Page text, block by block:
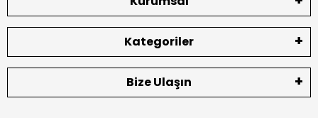
Kategoriler
Bize Ulaşın